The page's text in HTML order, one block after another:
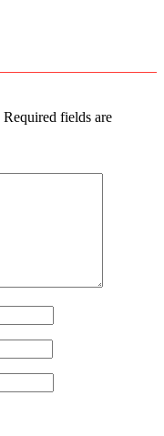
Required fields are